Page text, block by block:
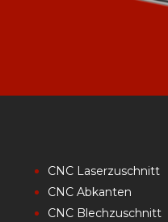
CNC Laserzuschnitt
CNC Abkanten
CNC Blechzuschnitt